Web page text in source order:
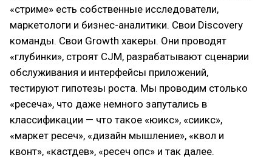
«стриме» есть собственные исследователи,
маркетологи и бизнес-аналитики. Свои Discovery
команды. Свои Growth хакеры. Они проводят
«глубинки», строят CJM, разрабатывают сценарии
обслуживания и интерфейсы приложений,
тестируют гипотезы роста. Мы проводим столько
«ресеча», что даже немного запутались в
классификации — что такое «юикс», «сиикс»,
«маркет ресеч», «дизайн мышление», «квол и
квонт», «кастдев», «ресеч опс» и так далее.